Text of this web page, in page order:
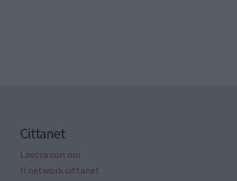
Cittanet
Lavora con noi
Il network cittanet